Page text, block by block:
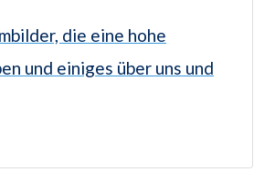
die eine hohe
und einiges über uns und